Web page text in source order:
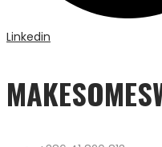
Linkedin